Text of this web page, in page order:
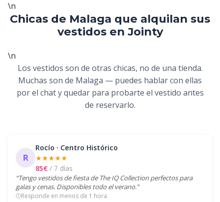
\n
Chicas de Malaga que alquilan sus
vestidos en Jointy
\n
Los vestidos son de otras chicas, no de una tienda.
Muchas son de Malaga — puedes hablar con ellas
por el chat y quedar para probarte el vestido antes
de reservarlo.
R
Rocío · Centro Histórico
★★★★★
85€ / 7 días
“Tengo vestidos de fiesta de The IQ Collection perfectos para
galas y cenas. Disponibles todo el verano.”
Responde en menos de 1 hora